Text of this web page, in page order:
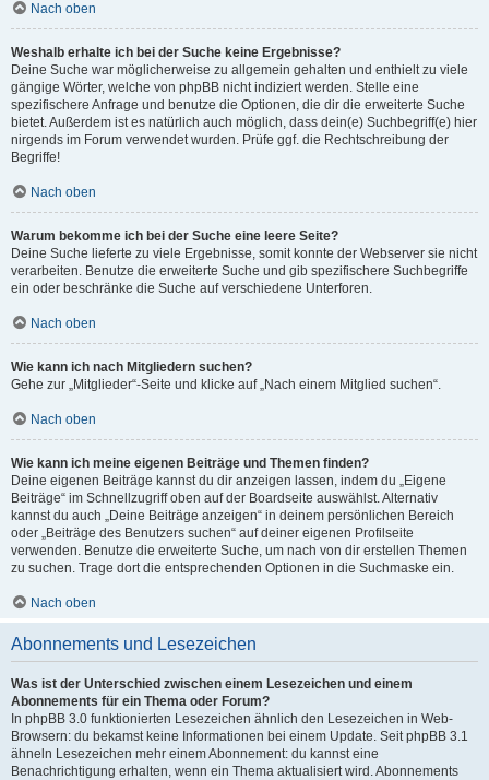
Nach oben
Weshalb erhalte ich bei der Suche keine Ergebnisse?
Deine Suche war möglicherweise zu allgemein gehalten und enthielt zu viele
gängige Wörter, welche von phpBB nicht indiziert werden. Stelle eine
spezifischere Anfrage und benutze die Optionen, die dir die erweiterte Suche
bietet. Außerdem ist es natürlich auch möglich, dass dein(e) Suchbegriff(e) hier
nirgends im Forum verwendet wurden. Prüfe ggf. die Rechtschreibung der
Begriffe!
Nach oben
Warum bekomme ich bei der Suche eine leere Seite?
Deine Suche lieferte zu viele Ergebnisse, somit konnte der Webserver sie nicht
verarbeiten. Benutze die erweiterte Suche und gib spezifischere Suchbegriffe
ein oder beschränke die Suche auf verschiedene Unterforen.
Nach oben
Wie kann ich nach Mitgliedern suchen?
Gehe zur „Mitglieder“-Seite und klicke auf „Nach einem Mitglied suchen“.
Nach oben
Wie kann ich meine eigenen Beiträge und Themen finden?
Deine eigenen Beiträge kannst du dir anzeigen lassen, indem du „Eigene
Beiträge“ im Schnellzugriff oben auf der Boardseite auswählst. Alternativ
kannst du auch „Deine Beiträge anzeigen“ in deinem persönlichen Bereich
oder „Beiträge des Benutzers suchen“ auf deiner eigenen Profilseite
verwenden. Benutze die erweiterte Suche, um nach von dir erstellen Themen
zu suchen. Trage dort die entsprechenden Optionen in die Suchmaske ein.
Nach oben
Abonnements und Lesezeichen
Was ist der Unterschied zwischen einem Lesezeichen und einem
Abonnements für ein Thema oder Forum?
In phpBB 3.0 funktionierten Lesezeichen ähnlich den Lesezeichen in Web-
Browsern: du bekamst keine Informationen bei einem Update. Seit phpBB 3.1
ähneln Lesezeichen mehr einem Abonnement: du kannst eine
Benachrichtigung erhalten, wenn ein Thema aktualisiert wird. Abonnements